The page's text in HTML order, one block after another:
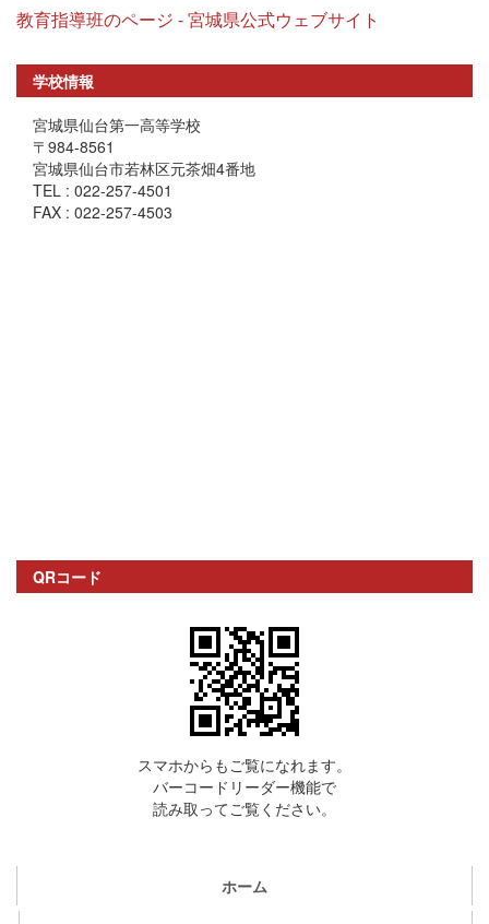
教育指導班のページ - 宮城県公式ウェブサイト
学校情報
宮城県仙台第一高等学校
〒984-8561
宮城県仙台市若林区元茶畑4番地
TEL : 022-257-4501
FAX : 022-257-4503
QRコード
スマホからもご覧になれます。
バーコードリーダー機能で
読み取ってご覧ください。
ホーム